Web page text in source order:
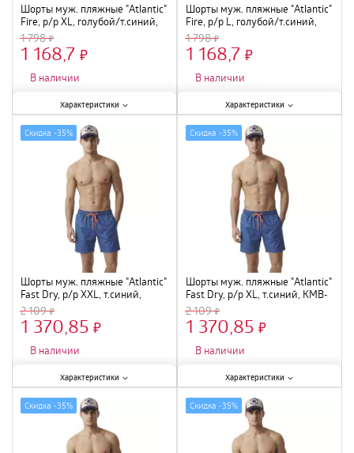
Характеристики:
Размер:XL;
Шорты муж. пляжные "Atlantic"
Fire, р/р XL, голубой/т.синий,
KMB-216
1 798
1 168,7
В наличии
Характеристики Характеристики:
Размер:L;
Шорты муж. пляжные "Atlantic"
Fire, р/р L, голубой/т.синий,
KMB-216
1 798
1 168,7
В наличии
Характеристики
Характеристики:
Размер:XXL;
Шорты муж. пляжные "Atlantic"
Fast Dry, р/р XXL, т.синий,
KMB-223
2 109
1 370,85
В наличии
Характеристики
Скидка -35%
Характеристики:
Размер:XL;
Шорты муж. пляжные "Atlantic"
Fast Dry, р/р XL, т.синий, KMB-
223
2 109
1 370,85
В наличии
Характеристики
Скидка -35%
Скидка -35% Скидка -35%